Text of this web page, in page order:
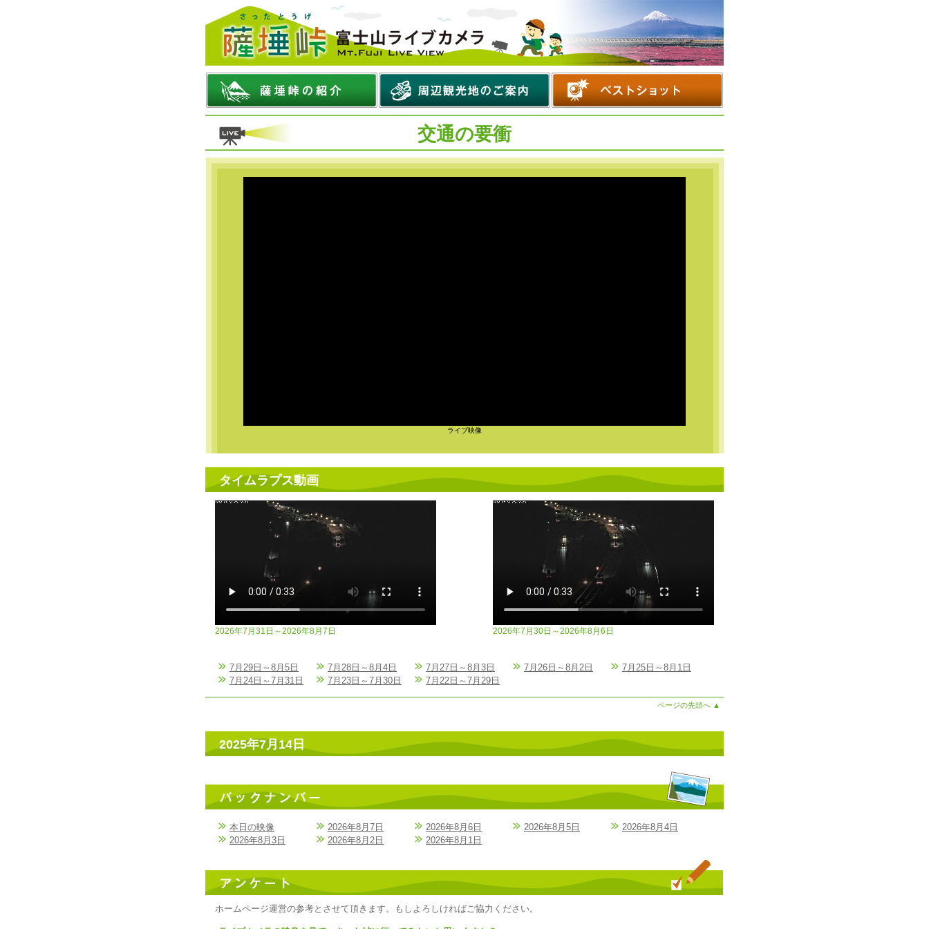
交通の要衝
ライブ映像
タイムラプス動画
2026年7月31日～2026年8月7日 2026年7月30日～2026年8月6日
7月29日～8月5日 7月28日～8月4日 7月27日～8月3日 7月26日～8月2日
7月25日～8月1日
7月24日～7月31日
7月23日～7月30日 7月22日～7月29日
ページの先頭へ ▲
2025年7月14日
本日の映像 2026年8月7日 2026年8月6日 2026年8月5日
2026年8月4日
2026年8月3日
2026年8月2日 2026年8月1日
ホームページ運営の参考とさせて頂きます。もしよろしければご協力ください。